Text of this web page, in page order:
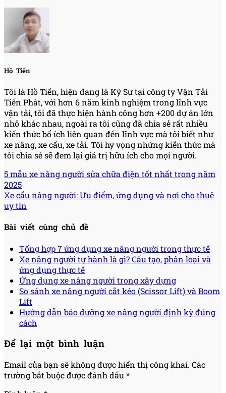
Hồ Tiến
Tôi là Hồ Tiến, hiện đang là Kỹ Sư tại công ty Vận Tải
Tiến Phát, với hơn 6 năm kinh nghiệm trong lĩnh vực
vận tải, tôi đã thực hiện hành công hơn +200 dự án lớn
nhỏ khác nhau, ngoài ra tôi cũng đã chia sẻ rất nhiều
kiến thức bổ ích liên quan đến lĩnh vực mà tôi biết như
xe nâng, xe cẩu, xe tải. Tôi hy vọng những kiến thức mà
tôi chia sẻ sẽ đem lại giá trị hữu ích cho mọi người.
5 mẫu xe nâng người sửa chữa điện tốt nhất trong năm
2025
Xe cẩu nâng người: Ưu điểm, ứng dụng và nơi cho thuê
uy tín
Bài viết cùng chủ đề
Tổng hợp 7 ứng dụng xe nâng người trong thực tế
Xe nâng người tự hành là gì? Cấu tạo, phân loại và
ứng dụng thực tế
Ứng dụng xe nâng người trong xây dựng
So sánh xe nâng người cắt kéo (Scissor Lift) và Boom
Lift
Hướng dẫn bảo dưỡng xe nâng người định kỳ đúng
cách
Để lại một bình luận
Email của bạn sẽ không được hiển thị công khai. Các
trường bắt buộc được đánh dấu *